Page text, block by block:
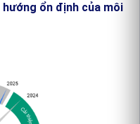
ổn định của môi